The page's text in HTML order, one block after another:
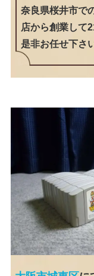
奈良県桜井市で
店から創業して
是非お任せ下さ